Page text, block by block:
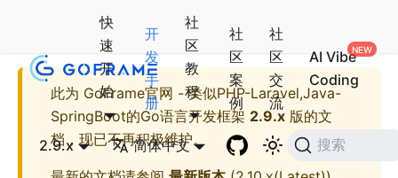
快
速
开
始
开
发
手
册
社
区
教
程
社
区
案
例
社
区
交
流
AI Vibe
Coding
2.9.x 简体中文 搜索
此为 GoFrame官网 - 类似PHP-Laravel,Java-
SpringBoot的Go语言开发框架 2.9.x 版的文
档，现已不再积极维护。